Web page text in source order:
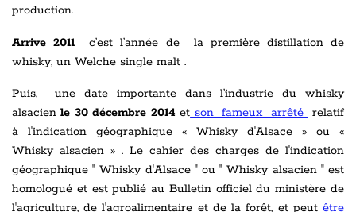
production.
Arrive 2011 c’est l’année de la première distillation de
whisky, un Welche single malt .
Puis, une date importante dans l’industrie du whisky
alsacienle 30 décembre 2014et son fameux arrêté
relatif
à l'indication géographique « Whisky d'Alsace » ou «
Whisky alsacien » . Le cahier des charges de l'indication
géographique " Whisky d'Alsace " ou " Whisky alsacien " est
homologué et est publié au Bulletin officiel du ministère de
l'agriculture, de l'agroalimentaire et de la forêt, et peut être